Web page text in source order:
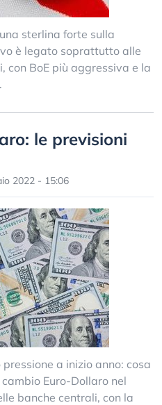
sterlina forte sulla
è legato soprattutto alle
con BoE più aggressiva e la
le previsioni
2022 - 15:06
a inizio anno: cosa
Euro-Dollaro nel
banche centrali, con la